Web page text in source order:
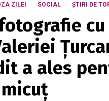
ZILEI SOCIAL ȘTIRI DE
cu
a ales
micuț